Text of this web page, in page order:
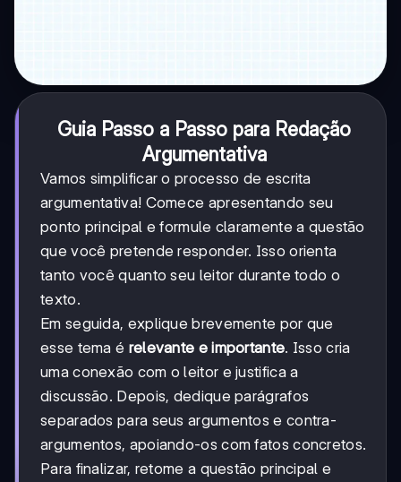
Guia Passo a Passo para Redação
Argumentativa
Vamos simplificar o processo de escrita
argumentativa! Comece apresentando seu
ponto principal e formule claramente a questão
que você pretende responder. Isso orienta
tanto você quanto seu leitor durante todo o
texto.
Em seguida, explique brevemente por que
esse tema é relevante e importante. Isso cria
uma conexão com o leitor e justifica a
discussão. Depois, dedique parágrafos
separados para seus argumentos e contra-
argumentos, apoiando-os com fatos concretos.
Para finalizar, retome a questão principal e